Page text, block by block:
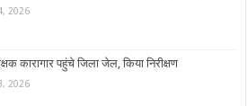
2026
कारागार पहुंचे जिला जेल, किया निरीक्षण
2026